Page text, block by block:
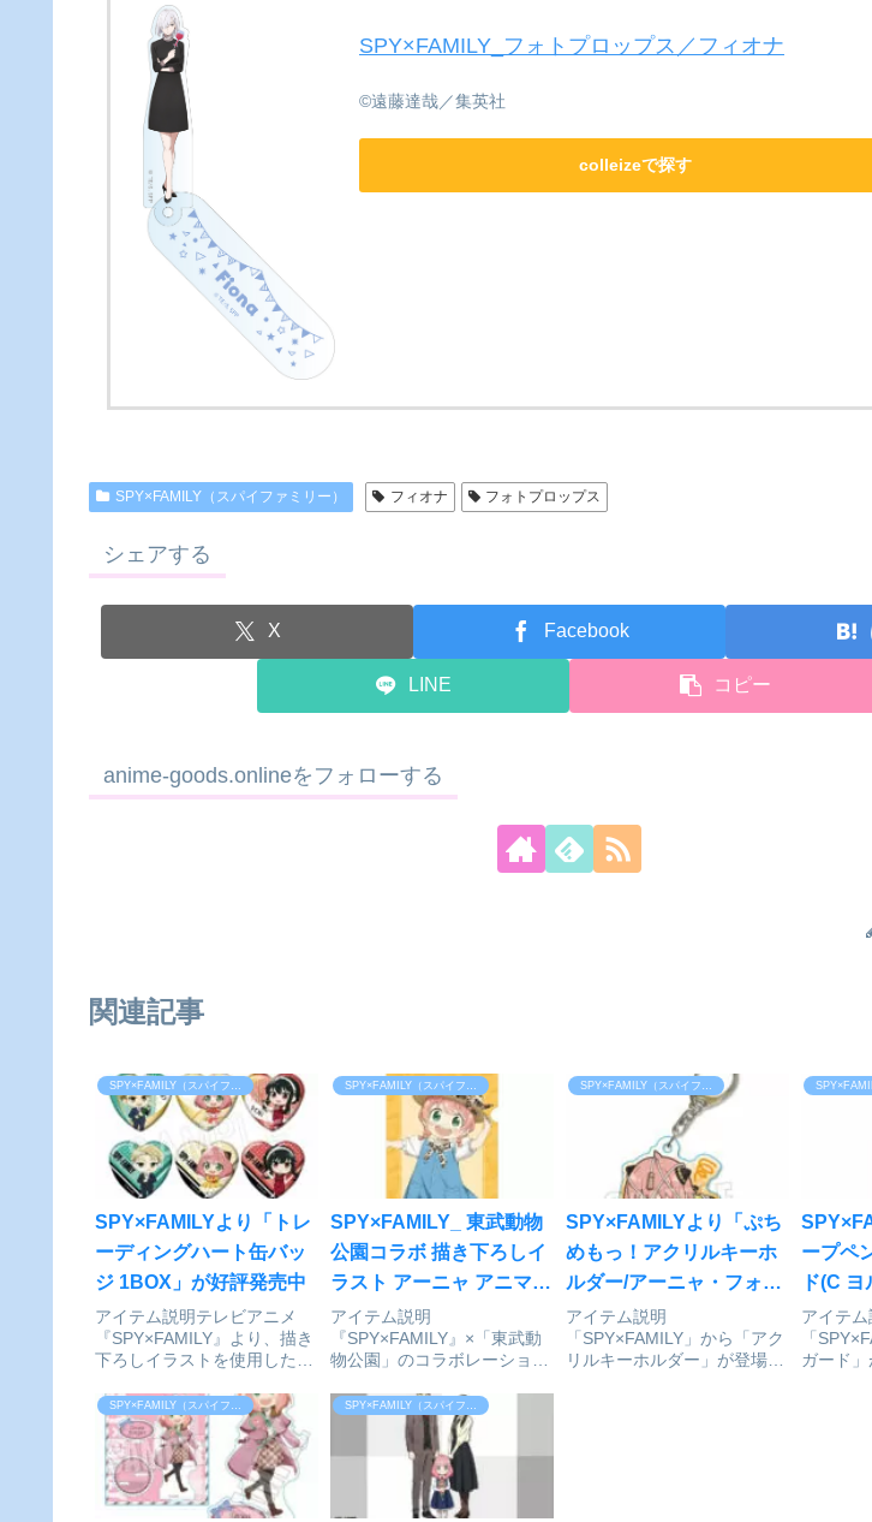
SPY×FAMILY_フォトプロップス／フィオナ
©遠藤達哉／集英社
colleizeで探す
SPY×FAMILY（スパイファミリー） フィオナ フォトプロップス
シェアする
X Facebook
LINE コピー
anime-goods.onlineをフォローする
関連記事
SPY×FAMILYより「トレ
ーディングハート缶バッ
ジ 1BOX」が好評発売中
アイテム説明テレビアニメ
『SPY×FAMILY』より、描き
下ろしイラストを使用したト
の登場です。ラインナップ：
ロイド・フォージャーA、ヨ
ル・フォージャーA、アーニ
ャ・フォージャーA、ロイ
ド・フォージャーB、ヨル・
フ...
SPY×FAMILY_ 東武動物
公園コラボ 描き下ろしイ
ラスト アーニャ アニマル
柄ver. クリアファイルが
予約受付開始
アイテム説明
『SPY×FAMILY』×「東武動
物公園」のコラボレーション
ボ 描き下ろしイラスト アー
ニャ・フォージャー アニマル
柄ver. クリアファイル」の登
場です。東武動物公園は、遊
園地、動物園、花と植物の広
SPY×FAMILYより「ぷち
めもっ！アクリルキーホ
ルダー/アーニャ・フォー
ジャー(なわとび)」が予約
受付開始
アイテム説明
「SPY×FAMILY」から「アク
リルキーホルダー」が登場で
ープペ
ド(C
アイテム
「
ガード」